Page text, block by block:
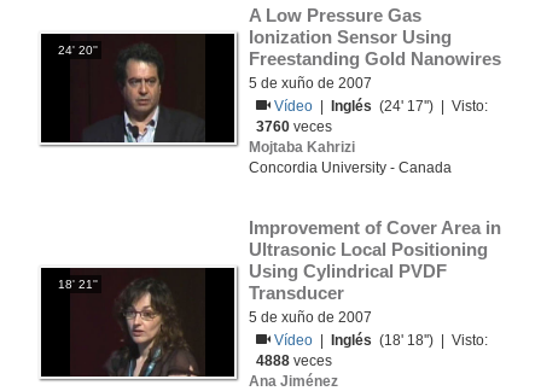
24' 20''
A Low Pressure Gas
Ionization Sensor Using
Freestanding Gold Nanowires
5 de xuño de 2007
Vídeo
Inglés (24' 17'') | Visto:
3760 veces
Mojtaba Kahrizi
Concordia University - Canada
18' 21''
Improvement of Cover Area in
Ultrasonic Local Positioning
Using Cylindrical PVDF
Transducer
5 de xuño de 2007
Vídeo
Inglés (18' 18'') | Visto:
4888 veces
Ana Jiménez